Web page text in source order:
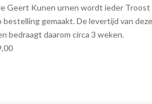
Geert Kunen urnen wordt ieder Troost
bestelling gemaakt. De levertijd van
bedraagt daarom circa 3 weken.